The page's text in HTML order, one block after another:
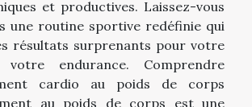
et productives. Laissez-vous
une routine sportive redéfinie qui
résultats surprenants pour votre
endurance. Comprendre
cardio au poids de corps
au poids de corps est une